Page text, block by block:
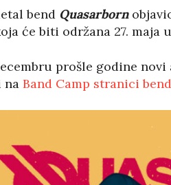
bend Quasarborn
će biti održana 27. maja
prošle godine
na Band Camp stranici